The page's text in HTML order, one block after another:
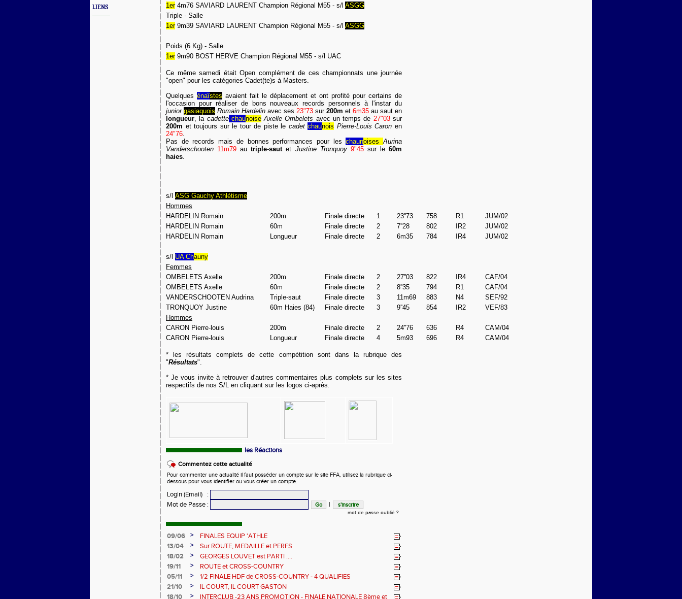
LIENS
1er4m76 SAVIARD LAURENT Champion Régional M55 - s/l ASGG
Triple - Salle
1er9m39 SAVIARD LAURENT Champion Régional M55 - s/l ASGG
Poids (6 Kg) - Salle
1er9m90 BOST HERVE Champion Régional M55 - s/l UAC
Ce même samedi était Open complément de ces championnats une journée
"open" pour les catégories Cadet(te)s à Masters.
Quelques énaïstes avaient fait le déplacement et ont profité pour certains de
l'occasion pour réaliser de bons nouveaux records personnels à l'instar du
junior gasiaquois Romain Hardelin avec ses 23"73 sur 200m et 6m35 au saut en
longueur, la cadettechaunoise Axelle Ombelets avec un temps de 27"03sur
200m et toujours sur le tour de piste le cadetchaunois Pierre-Louis Caron en
24"76.
Pas de records mais de bonnes performances pour leschaunoisesAurina
Vanderschooten 11m79 autriple-sautet Justine Tronquoy 9"45sur le60m
haies.
s/l ASG Gauchy Athlétisme
Hommes
HARDELIN Romain
200m Finale directe 1 23''73 758 R1
JUM/02
HARDELIN Romain
60m Finale directe 2 7''28 802 IR2
JUM/02
HARDELIN Romain
Longueur Finale directe 2 6m35 784 IR4 JUM/02
s/l UA Chauny
Femmes
OMBELETS Axelle
200m Finale directe 2 27''03 822 IR4
CAF/04
OMBELETS Axelle
60m Finale directe 2 8''35 794 R1
CAF/04
VANDERSCHOOTEN Audrina
Triple-saut Finale directe 3 11m69 883 N4
SEF/92
TRONQUOY Justine
60m Haies (84) Finale directe 3 9''45 854 IR2
VEF/83
Hommes
CARON Pierre-louis
200m Finale directe 2 24''76 636 R4
CAM/04
CARON Pierre-louis
Longueur Finale directe 4 5m93 696 R4 CAM/04
* les résultats complets de cette compétition sont dans la rubrique des
"Résultats".
* Je vous invite à retrouver d'autres commentaires plus complets sur les sites
respectifs de nos S/L en cliquant sur les logos ci-après.
les Réactions
Commentez cette actualité
Pour commenter une actualité il faut posséder un compte sur le site FFA, utilisez la rubrique ci-
dessous pour vous identifier ou vous créer un compte.
Login (Email)
:
Mot de Passe : |
mot de passe oublié ?
09/06 >
FINALES EQUIP 'ATHLE
13/04
>
Sur ROUTE, MEDAILLE et PERFS
18/02
>
GEORGES LOUVET est PARTI ....
19/11
>
ROUTE et CROSS-COUNTRY
05/11
>
1/2 FINALE HDF de CROSS-COUNTRY - 4 QUALIFIES
21/10
>
IL COURT, IL COURT GASTON
18/10
>
INTERCLUB -23 ANS PROMOTION - FINALE NATIONALE 8ème et